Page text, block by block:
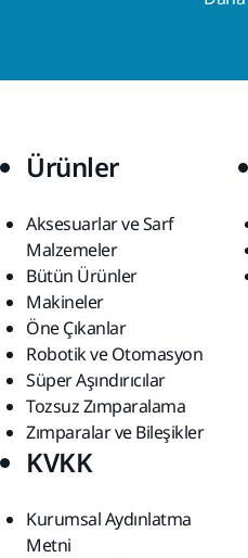
Ürünler
Aksesuarlar ve Sarf
Malzemeler
Bütün Ürünler
Makineler
Öne Çıkanlar
Robotik ve Otomasyon
Süper Aşındırıcılar
Tozsuz Zımparalama
Zımparalar ve Bileşikler
KVKK
Kurumsal Aydınlatma
Metni